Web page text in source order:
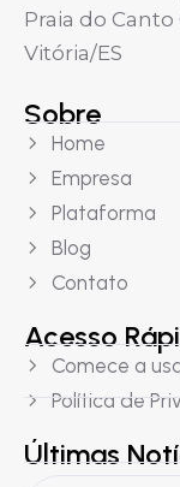
Praia do Canto
Vitória/ES
Sobre
Home
Empresa
Plataforma
Blog
Contato
Acesso
Comece a
Política de
Últimas